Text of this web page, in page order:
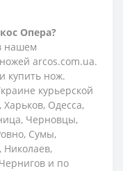
Опера?
нашем
arcos.com.ua.
купить нож.
курьерской
Одесса,
Черновцы,
Сумы,
и по